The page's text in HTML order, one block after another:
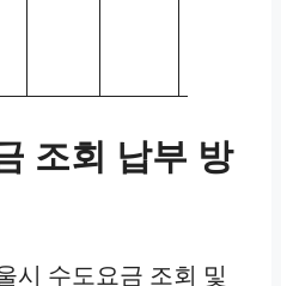
조회 납부 방
시 수도요금 조회 및